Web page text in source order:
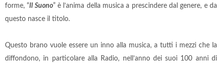
forme, “Il Suono” è l’anima della musica a prescindere dal genere, e da
questo nasce il titolo.
Questo brano vuole essere un inno alla musica, a tutti i mezzi che la
diffondono, in particolare alla Radio, nell’anno dei suoi 100 anni di